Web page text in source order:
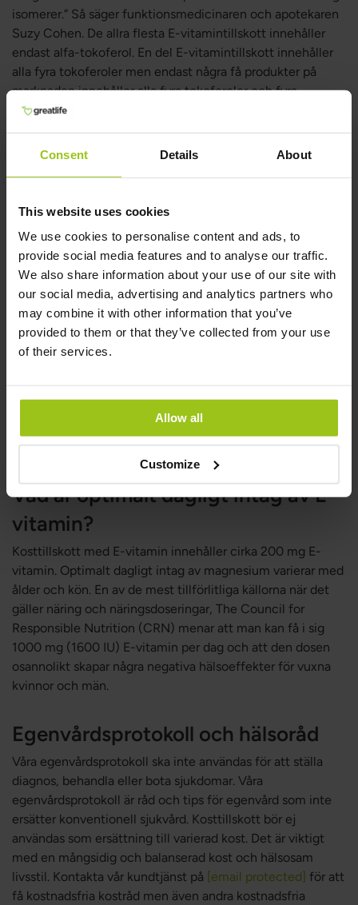
Consent Details About
This website uses cookies
We use cookies to personalise content and ads, to
provide social media features and to analyse our traffic.
We also share information about your use of our site with
our social media, advertising and analytics partners who
may combine it with other information that you’ve
provided to them or that they’ve collected from your use
of their services.
Allow all
Customize
isomerer.” Så säger funktionsmedicinaren och apotekaren
Suzy Cohen. De allra flesta E-vitamintillskott innehåller
endast alfa-tokoferol. En del E-vitamintillskott innehåller
alla fyra tokoferoler men endast några få produkter på
marknaden innehåller alla fyra tokoferoler och fyra
tokotrienoler.
Vad är rekommenderat dagligt
intag av E-vitamin?
Dagsbehovet av E-vitamin varierar beroende på ålder, kön,
livsstil, kroppsvikt, sjukdomshistoria, exponering för gifter,
stress, kostvanor och flera andra faktorer. Barn och kvinnor
behöver generellt inte lika mycket mikronäringsämnen
som en vuxen man. Rekommenderat behov brukar delas in
i olika grupper:
Barn 6–13 år – ca. 7 mg
Ammande – 11 mg
Vad är optimalt dagligt intag av E-
vitamin?
Kosttillskott med E-vitamin innehåller cirka 200 mg E-
vitamin. Optimalt dagligt intag av magnesium varierar med
ålder och kön. En av de mest tillförlitliga källorna när det
gäller näring och näringsdoseringar, The Council for
Responsible Nutrition (CRN) menar att man kan få i sig
1000 mg (1600 IU) E-vitamin per dag och att den dosen
osannolikt skapar några negativa hälsoeffekter för vuxna
kvinnor och män.
Egenvårdsprotokoll och hälsoråd
Våra egenvårdsprotokoll ska inte användas för att ställa
diagnos, behandla eller bota sjukdomar. Våra
egenvårdsprotokoll är råd och tips för egenvård som inte
ersätter konventionell sjukvård. Kosttillskott bör ej
användas som ersättning till varierad kost. Det är viktigt
med en mångsidig och balanserad kost och hälsosam
livsstil. Kontakta vår kundtjänst på [email protected] för att
få kostnadsfria kostråd men även andra kostnadsfria